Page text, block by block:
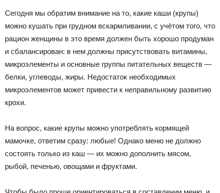
Сегодня мы обратим внимание на то, какие каши (крупы)
можно кушать при грудном вскармливании, с учётом того, что
рацион женщины в это время должен быть хорошо продуман
и сбалансирован: в нем должны присутствовать витамины,
микроэлементы и основные группы питательных веществ —
белки, углеводы, жиры. Недостаток необходимых
микроэлементов может привести к неправильному развитию
крохи.
На вопрос, какие крупы можно употреблять кормящей
мамочке, ответим сразу: любые! Однако меню не должно
состоять только из каш — их можно дополнить мясом,
рыбой, печенью, овощами и фруктами.